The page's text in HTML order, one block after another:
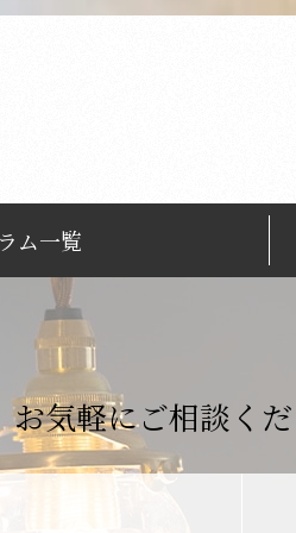
ム一覧
お気軽にご相談く